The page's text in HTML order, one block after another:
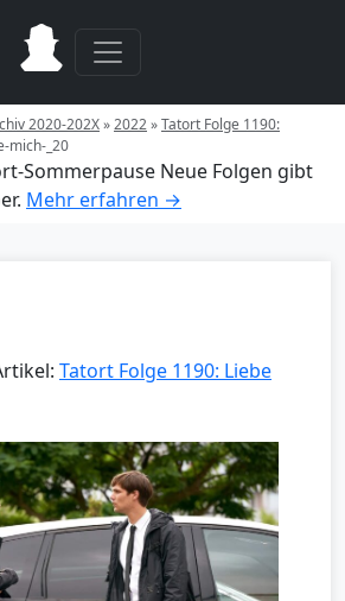
2020-202X»2022»Tatort Folge 1190:
mich-_20
Sommerpause Neue Folgen gibt
Mehr erfahren →
Tatort Folge 1190: Liebe